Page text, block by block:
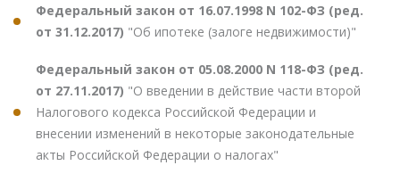
Федеральный закон от 16.07.1998 N 102-ФЗ (ред.
от 31.12.2017) "Об ипотеке (залоге недвижимости)"
Федеральный закон от 05.08.2000 N 118-ФЗ (ред.
от 27.11.2017) "О введении в действие части второй
Налогового кодекса Российской Федерации и
внесении изменений в некоторые законодательные
акты Российской Федерации о налогах"